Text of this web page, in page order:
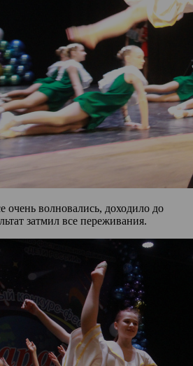
очень волновались, доходило до
затмил все переживания.